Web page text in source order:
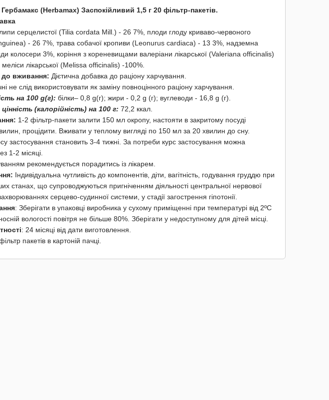
(Herbamax) Заспокійливий 1,5 г 20 фільтр-пакетів.
липи серцелистої (Tilia cordata Mill.) - 26 7%, плоди глоду криваво-червоного
- 26 7%, трава собачої кропиви (Leonurus cardiaca) - 13 3%, надземна
колосери 3%, коріння з кореневищами валеріани лікарської (Valeriana officinalis)
лікарської (Melissa officinalis) -100%.
до вживання: Дієтична добавка до раціону харчування.
не слід використовувати як заміну повноцінного раціону харчування.
на 100 g(г): білки– 0,8 g(г); жири - 0,2 g (г); вуглеводи - 16,8 g (г).
(калорійність) на 100 г: 72,2 ккал.
1-2 фільтр-пакети залити 150 мл окропу, настояти в закритому посуді
процідити. Вживати у теплому вигляді по 150 мл за 20 хвилин до сну.
застосування становить 3-4 тижні. За потреби курс застосування можна
1-2 місяці.
рекомендується порадитись із лікарем.
Індивідуальна чутливість до компонентів, діти, вагітність, годування груддю при
станах, що супроводжуються пригніченням діяльності центральної нервової
серцево-судинної системи, у стадії загострення гіпотонії.
: Зберігати в упаковці виробника у сухому приміщенні при температурі від 2ºС
вологості повітря не більше 80%. Зберігати у недоступному для дітей місці.
: 24 місяці від дати виготовлення.
пакетів в картоній пачці.